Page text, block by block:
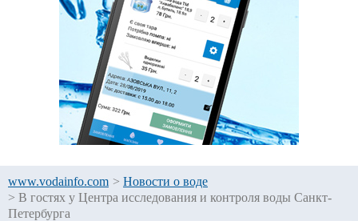
www.vodainfo.com > Новости о воде
> В гостях у Центра исследования и контроля воды Санкт-
Петербурга